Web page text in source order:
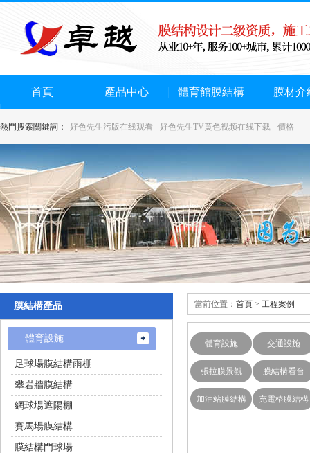
首頁 產品中心 體育館膜結構 膜材介
熱門搜索關鍵詞： 好色先生污版在线观看 好色先生TV黄色视频在线下载 價格
當前位置： 首頁 > 工程案例
體育設施 交通設施
張拉膜景觀 膜結構看台
加油站膜結構 充電樁膜結構
膜結構產品
體育設施
足球場膜結構雨棚
攀岩牆膜結構
網球場遮陽棚
賽馬場膜結構
膜結構門球場